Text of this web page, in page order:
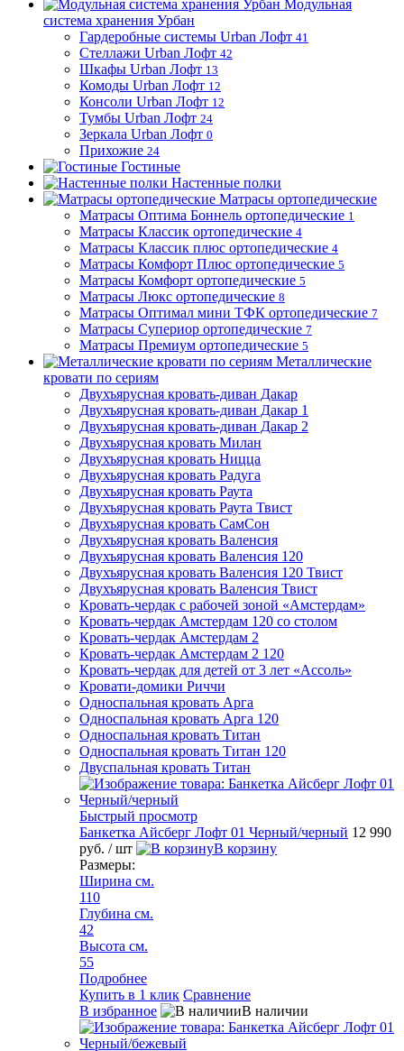
Модульная
система хранения Урбан
Гардеробные системы Urban Лофт 41
Стеллажи Urban Лофт 42
Шкафы Urban Лофт 13
Комоды Urban Лофт 12
Консоли Urban Лофт 12
Тумбы Urban Лофт 24
Зеркала Urban Лофт 0
Прихожие 24
Гостиные
Настенные полки
Матрасы ортопедические
Матрасы Оптима Боннель ортопедические 1
Матрасы Классик ортопедические 4
Матрасы Классик плюс ортопедические 4
Матрасы Комфорт Плюс ортопедические 5
Матрасы Комфорт ортопедические 5
Матрасы Люкс ортопедические 8
Матрасы Оптимал мини ТФК ортопедические 7
Матрасы Супериор ортопедические 7
Матрасы Премиум ортопедические 5
Металлические
кровати по сериям
Двухъярусная кровать-диван Дакар
Двухъярусная кровать-диван Дакар 1
Двухъярусная кровать-диван Дакар 2
Двухъярусная кровать Милан
Двухъярусная кровать Ницца
Двухъярусная кровать Радуга
Двухъярусная кровать Раута
Двухъярусная кровать Раута Твист
Двухъярусная кровать СамСон
Двухъярусная кровать Валенсия
Двухъярусная кровать Валенсия 120
Двухъярусная кровать Валенсия 120 Твист
Двухъярусная кровать Валенсия Твист
Кровать-чердак с рабочей зоной «Амстердам»
Кровать-чердак Амстердам 120 со столом
Кровать-чердак Амстердам 2
Кровать-чердак Амстердам 2 120
Кровать-чердак для детей от 3 лет «Ассоль»
Кровати-домики Риччи
Односпальная кровать Арга
Односпальная кровать Арга 120
Односпальная кровать Титан
Односпальная кровать Титан 120
Двуспальная кровать Титан
Быстрый просмотр
Банкетка Айсберг Лофт 01 Черный/черный 12 990
руб. / шт
В корзину
Размеры:
Ширина см.
110
Глубина см.
42
Высота см.
55
Подробнее
Купить в 1 клик Сравнение
В избранное
В наличии